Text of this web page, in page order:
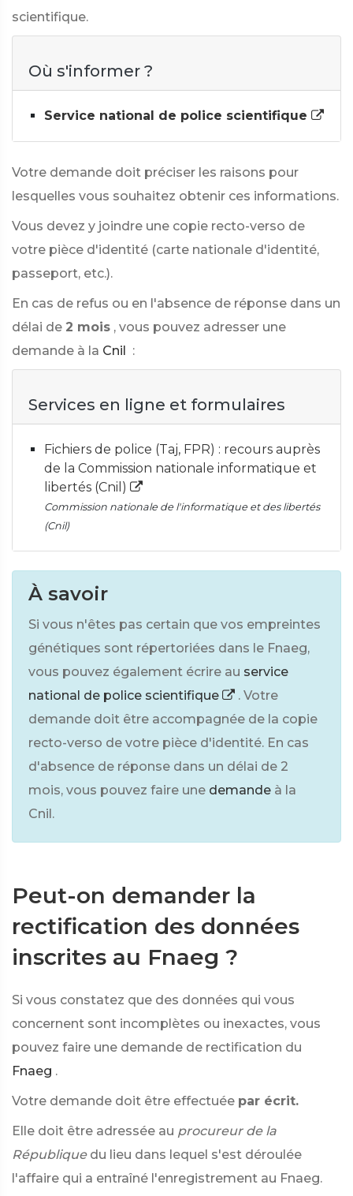
scientifique.
Où s'informer ?
Service national de police scientifique
Votre demande doit préciser les raisons pour
lesquelles vous souhaitez obtenir ces informations.
Vous devez y joindre une copie recto-verso de
votre pièce d'identité (carte nationale d'identité,
passeport, etc.).
En cas de refus ou en l'absence de réponse dans un
délai de 2 mois , vous pouvez adresser une
demande à la Cnil :
Services en ligne et formulaires
Fichiers de police (Taj, FPR) : recours auprès
de la Commission nationale informatique et
libertés (Cnil)
Commission nationale de l'informatique et des libertés
(Cnil)
À savoir
Si vous n'êtes pas certain que vos empreintes
génétiques sont répertoriées dans le Fnaeg,
vous pouvez également écrire au service
national de police scientifique
. Votre
demande doit être accompagnée de la copie
recto-verso de votre pièce d'identité. En cas
d'absence de réponse dans un délai de 2
mois, vous pouvez faire une demande à la
Cnil.
Peut-on demander la
rectification des données
inscrites au Fnaeg ?
Si vous constatez que des données qui vous
concernent sont incomplètes ou inexactes, vous
pouvez faire une demande de rectification du
Fnaeg .
Votre demande doit être effectuée par écrit.
Elle doit être adressée au procureur de la
République du lieu dans lequel s'est déroulée
l'affaire qui a entraîné l'enregistrement au Fnaeg.